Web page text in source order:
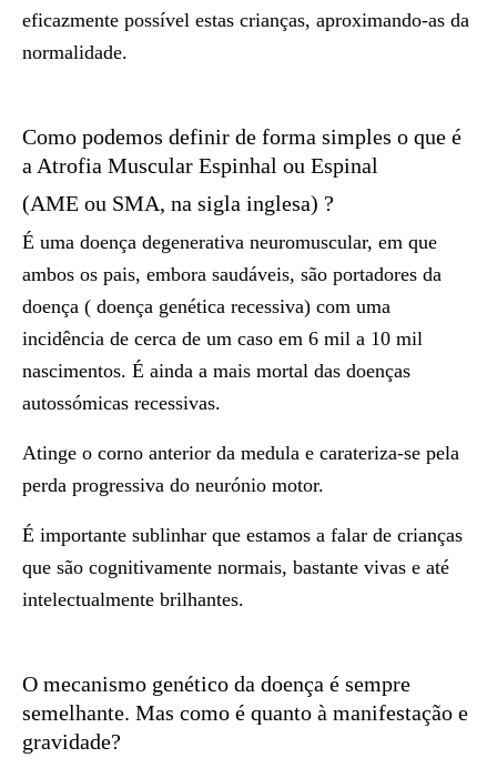
eficazmente possível estas crianças, aproximando-as da
normalidade.
Como podemos definir de forma simples o que é
a Atrofia Muscular Espinhal ou Espinal
(AME ou SMA, na sigla inglesa) ?
É uma doença degenerativa neuromuscular, em que
ambos os pais, embora saudáveis, são portadores da
doença ( doença genética recessiva) com uma
incidência de cerca de um caso em 6 mil a 10 mil
nascimentos. É ainda a mais mortal das doenças
autossómicas recessivas.
Atinge o corno anterior da medula e carateriza-se pela
perda progressiva do neurónio motor.
É importante sublinhar que estamos a falar de crianças
que são cognitivamente normais, bastante vivas e até
intelectualmente brilhantes.
O mecanismo genético da doença é sempre
semelhante. Mas como é quanto à manifestação e
gravidade?